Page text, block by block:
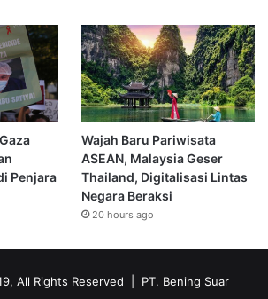
Penjara
Wajah Baru Pariwisata
ASEAN, Malaysia Geser
Thailand, Digitalisasi Lintas
Negara Beraksi
20 hours ago
All Rights Reserved | PT. Bening Suar